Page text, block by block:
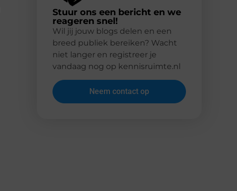
Stuur ons een bericht en we
reageren snel!
Wil jij jouw blogs delen en een
breed publiek bereiken? Wacht
niet langer en registreer je
vandaag nog op kennisruimte.nl
Neem contact op